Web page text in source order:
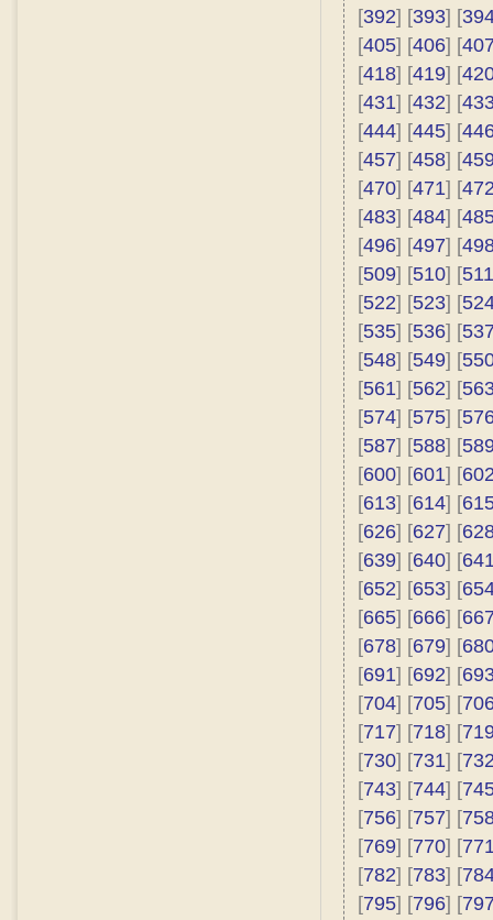
[392] [393] [
[405] [406] [
[418] [419] [
[431] [432] [
[444] [445] [
[457] [458] [
[470] [471] [
[483] [484] [
[496] [497] [
[509] [510] [511
[522] [523] [
[535] [536] [
[548] [549] [
[561] [562] [
[574] [575] [
[587] [588] [
[600] [601] [
[613] [614] [
[626] [627] [
[639] [640] [
[652] [653] [
[665] [666] [
[678] [679] [
[691] [692] [
[704] [705] [
[717] [718] [
[730] [731] [
[743] [744] [
[756] [757] [
[769] [770] [
[782] [783] [
[795] [796] [